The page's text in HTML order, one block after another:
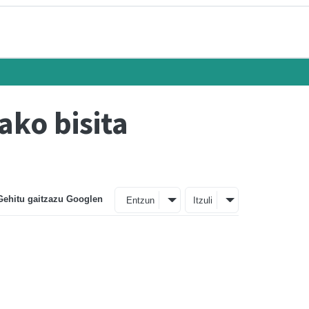
bisita
gaitzazu Googlen Entzun Itzuli